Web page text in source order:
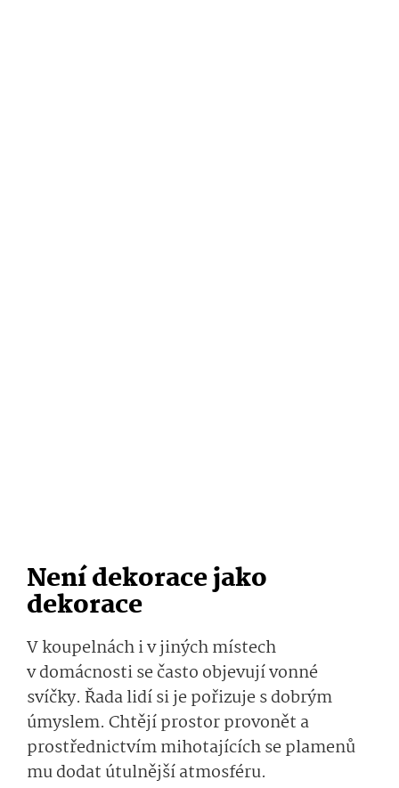
Není dekorace jako
dekorace
V koupelnách i v jiných místech
v domácnosti se často objevují vonné
svíčky. Řada lidí si je pořizuje s dobrým
úmyslem. Chtějí prostor provonět a
prostřednictvím mihotajících se plamenů
mu dodat útulnější atmosféru.